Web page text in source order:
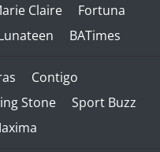
Claire
Fortuna
BATimes
Contigo
Stone
Sport Buzz